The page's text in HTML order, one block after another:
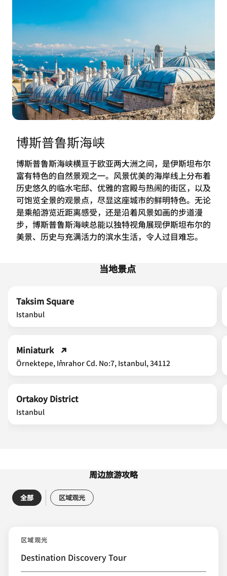
博斯普鲁斯海峡
博斯普鲁斯海峡横亘于欧亚两大洲之间，是伊斯坦布尔
富有特色的自然景观之一。风景优美的海岸线上分布着
历史悠久的临水宅邸、优雅的宫殿与热闹的街区，以及
可饱览全景的观景点，尽显这座城市的鲜明特色。无论
是乘船游览近距离感受，还是沿着风景如画的步道漫
步，博斯普鲁斯海峡总能以独特视角展现伊斯坦布尔的
美景、历史与充满活力的滨水生活，令人过目难忘。
当地景点
Taksim Square
Istanbul
Miniaturk
Örnektepe, İmrahor Cd. No:7, Istanbul, 34112
Ortakoy District
Istanbul
周边旅游攻略
全部 区域观光
区域观光
Destination Discovery Tour